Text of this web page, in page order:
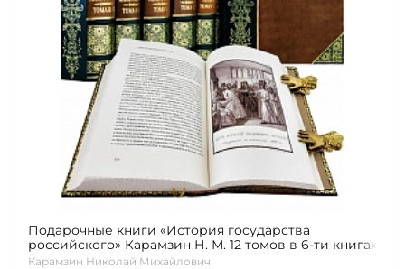
Подарочные книги «История государства
российского» Карамзин Н. М. 12 томов в 6-ти книгах
Карамзин Николай Михайлович